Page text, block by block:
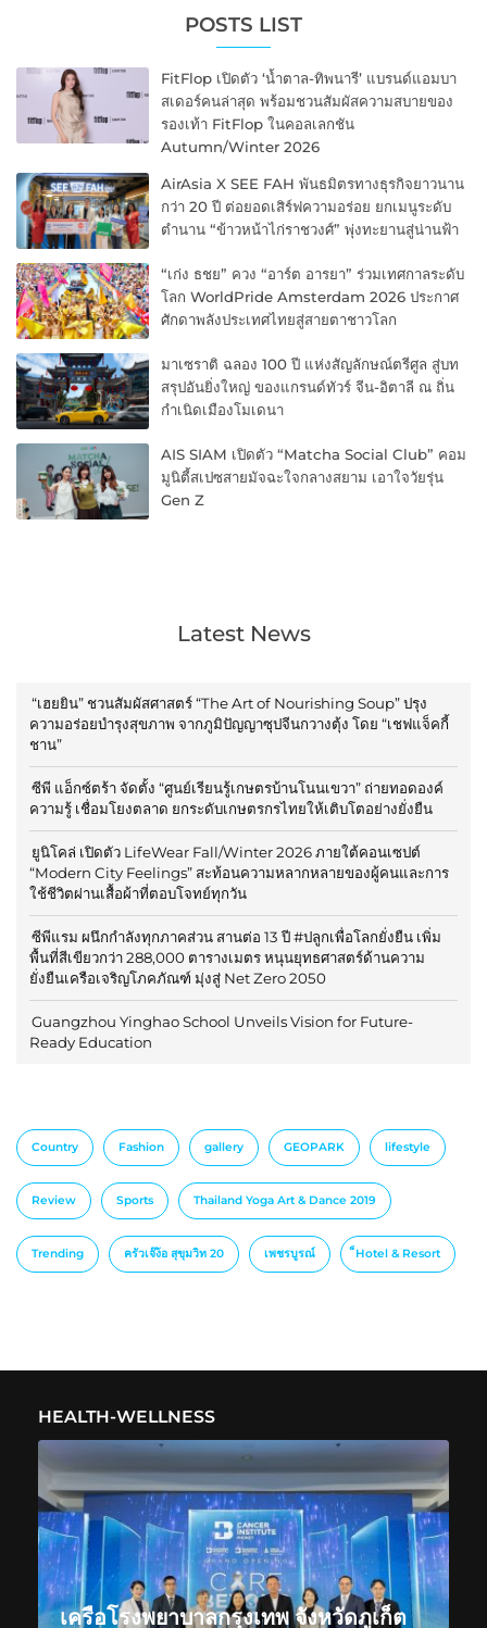
POSTS LIST
FitFlop เปิดตัว ‘น้ำตาล-ทิพนารี’ แบรนด์แอมบา
สเดอร์คนล่าสุด พร้อมชวนสัมผัสความสบายของ
รองเท้า FitFlop ในคอลเลกชัน
Autumn/Winter 2026
AirAsia X SEE FAH พันธมิตรทางธุรกิจยาวนาน
กว่า 20 ปี ต่อยอดเสิร์ฟความอร่อย ยกเมนูระดับ
ตำนาน “ข้าวหน้าไก่ราชวงศ์” พุ่งทะยานสู่น่านฟ้า
“เก่ง ธชย” ควง “อาร์ต อารยา” ร่วมเทศกาลระดับ
โลก WorldPride Amsterdam 2026 ประกาศ
ศักดาพลังประเทศไทยสู่สายตาชาวโลก
มาเซราติ ฉลอง 100 ปี แห่งสัญลักษณ์ตรีศูล สู่บท
สรุปอันยิ่งใหญ่ ของแกรนด์ทัวร์ จีน-อิตาลี ณ ถิ่น
กำเนิดเมืองโมเดนา
AIS SIAM เปิดตัว “Matcha Social Club” คอม
มูนิตี้สเปซสายมัจฉะใจกลางสยาม เอาใจวัยรุ่น
Gen Z
Latest News
“เฮยยิน” ชวนสัมผัสศาสตร์ “The Art of Nourishing Soup” ปรุง
ความอร่อยบำรุงสุขภาพ จากภูมิปัญญาซุปจีนกวางตุ้ง โดย “เชฟแจ็คกี้
ชาน”
ซีพี แอ็กซ์ตร้า จัดตั้ง “ศูนย์เรียนรู้เกษตรบ้านโนนเขวา” ถ่ายทอดองค์
ความรู้ เชื่อมโยงตลาด ยกระดับเกษตรกรไทยให้เติบโตอย่างยั่งยืน
ยูนิโคล่ เปิดตัว LifeWear Fall/Winter 2026 ภายใต้คอนเซปต์
“Modern City Feelings” สะท้อนความหลากหลายของผู้คนและการ
ใช้ชีวิตผ่านเสื้อผ้าที่ตอบโจทย์ทุกวัน
ซีพีแรม ผนึกกำลังทุกภาคส่วน สานต่อ 13 ปี #ปลูกเพื่อโลกยั่งยืน เพิ่ม
พื้นที่สีเขียวกว่า 288,000 ตารางเมตร หนุนยุทธศาสตร์ด้านความ
ยั่งยืนเครือเจริญโภคภัณฑ์ มุ่งสู่ Net Zero 2050
Guangzhou Yinghao School Unveils Vision for Future-
Ready Education
Country Fashion gallery GEOPARK lifestyle
Review Sports Thailand Yoga Art & Dance 2019
Trending ครัวเจ๊ง้อ สุขุมวิท 20 เพชรบูรณ์ ็Hotel & Resort
HEALTH-WELLNESS
เครือโรงพยาบาลกรุงเทพ จังหวัดภูเก็ต